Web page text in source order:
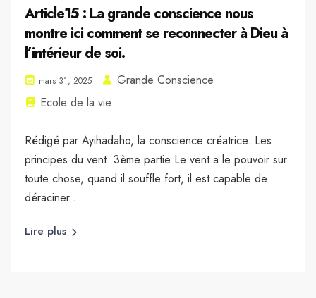
Article15 : La grande conscience nous
montre ici comment se reconnecter à Dieu à
l’intérieur de soi.
mars 31, 2025
Grande Conscience
Ecole de la vie
Rédigé par Ayihadaho, la conscience créatrice. Les
principes du vent 3ème partie Le vent a le pouvoir sur
toute chose, quand il souffle fort, il est capable de
déraciner...
Lire plus